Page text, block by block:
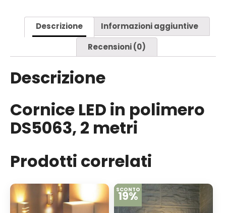
Descrizione
Informazioni aggiuntive
Recensioni (0)
Descrizione
Cornice LED in polimero
DS5063, 2 metri
Prodotti correlati
SCONTO
19%